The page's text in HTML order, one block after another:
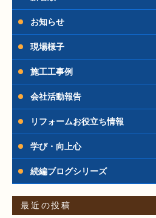
お知らせ
現場様子
施工工事例
会社活動報告
リフォームお役立ち情報
学び・向上心
続編ブログシリーズ
最近の投稿